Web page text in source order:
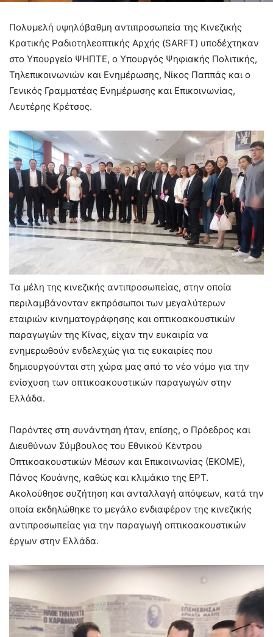
Πολυμελή υψηλόβαθμη αντιπροσωπεία της Κινεζικής
Κρατικής Ραδιοτηλεοπτικής Αρχής (SARFT) υποδέχτηκαν
στο Υπουργείο ΨΗΠΤΕ, ο Υπουργός Ψηφιακής Πολιτικής,
Τηλεπικοινωνιών και Ενημέρωσης, Νίκος Παππάς και ο
Γενικός Γραμματέας Ενημέρωσης και Επικοινωνίας,
Λευτέρης Κρέτσος.
Τα μέλη της κινεζικής αντιπροσωπείας, στην οποία
περιλαμβάνονταν εκπρόσωποι των μεγαλύτερων
εταιριών κινηματογράφησης και οπτικοακουστικών
παραγωγών της Κίνας, είχαν την ευκαιρία να
ενημερωθούν ενδελεχώς για τις ευκαιρίες που
δημιουργούνται στη χώρα μας από το νέο νόμο για την
ενίσχυση των οπτικοακουστικών παραγωγών στην
Ελλάδα.
Παρόντες στη συνάντηση ήταν, επίσης, ο Πρόεδρος και
Διευθύνων Σύμβουλος του Εθνικού Κέντρου
Οπτικοακουστικών Μέσων και Επικοινωνίας (ΕΚΟΜΕ),
Πάνος Κουάνης, καθώς και κλιμάκιο της ΕΡΤ.
Ακολούθησε συζήτηση και ανταλλαγή απόψεων, κατά την
οποία εκδηλώθηκε το μεγάλο ενδιαφέρον της κινεζικής
αντιπροσωπείας για την παραγωγή οπτικοακουστικών
έργων στην Ελλάδα.